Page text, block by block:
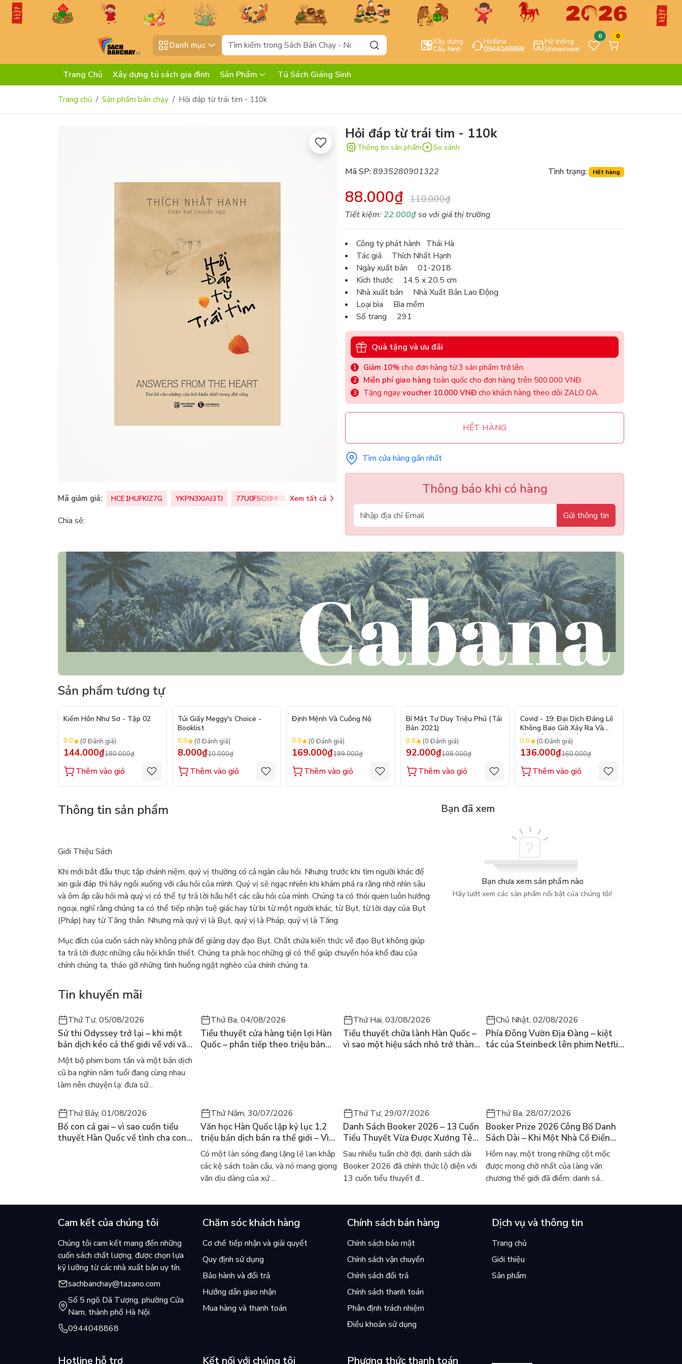
Danh mục Xây dựng
Cấu hình
Hotline
0944048868
Hệ thống
Showroom
0 0
Trang Chủ Xây dựng tủ sách gia đình Sản Phẩm Tủ Sách Giáng Sinh
Trang chủ Sản phẩm bán chạy Hỏi đáp từ trái tim - 110k
Mã giảm giá: HCE1HUFKIZ7G YKPN3XJAJ3TJ 77U0FSO8MFXU Xem tất cả
Chia sẻ:
Hỏi đáp từ trái tim - 110k
Thông tin sản phẩm So sánh
Mã SP:8935280901322 Tình trạng: Hết hàng
88.000₫ 110.000₫
Tiết kiệm: 22.000₫so với giá thị trường
Công ty phát hành Thái Hà
Tác giả Thích Nhất Hạnh
Ngày xuất bản 01-2018
Kích thước 14.5 x 20.5 cm
Nhà xuất bản Nhà Xuất Bản Lao Động
Loại bìa Bìa mềm
Số trang 291
Quà tặng và ưu đãi
Giảm 10% cho đơn hàng từ 3 sản phẩm trở lên.
Miễn phí giao hàng toàn quốc cho đơn hàng trên 500.000 VNĐ.
Tặng ngay voucher 10.000 VNĐ cho khách hàng theo dõi ZALO OA.
HẾT HÀNG
Tìm cửa hàng gần nhất
Thông báo khi có hàng
Gửi thông tin
Sản phẩm tương tự
- 20%
Kiếm Hồn Như Sơ - Tập 02
0.0 (0 Đánh giá)
144.000₫180.000₫
Thêm vào giỏ
Túi Giấy Meggy's Choice -
Booklist
0.0 (0 Đánh giá)
8.000₫10.000₫
Thêm vào giỏ
- 15%
Định Mệnh Và Cuồng Nộ
0.0 (0 Đánh giá)
169.000₫199.000₫
Thêm vào giỏ
- 15%
Bí Mật Tư Duy Triệu Phú (Tái
Bản 2021)
0.0 (0 Đánh giá)
92.000₫108.000₫
Thêm vào giỏ
- 15%
Covid - 19: Đại Dịch Đáng Lẽ
Không Bao Giờ Xảy Ra Và
Làm Cách Nào Để Ngăn Chặn
Đại Dịch Kế Tiếp
0.0 (0 Đánh giá)
136.000₫160.000₫
Thêm vào giỏ
Thông tin sản phẩm
Giới Thiệu Sách
Khi mới bắt đầu thực tập chánh niệm, quý vị thường có cả ngàn câu hỏi. Nhưng trước khi tìm người khác để
xin giải đáp thì hãy ngồi xuống với câu hỏi của mình. Quý vị sẽ ngạc nhiên khi khám phá ra rằng nhờ nhìn sâu
và ôm ấp câu hỏi mà quý vị có thể tự trả lời hầu hết các câu hỏi của mình. Chúng ta có thói quen luôn hướng
ngoại, nghĩ rằng chúng ta có thể tiếp nhận tuệ giác hay từ bi từ một người khác, từ Bụt, từ lời dạy của Bụt
(Pháp) hay từ Tăng thân. Nhưng mà quý vị là Bụt, quý vị là Pháp, quý vị là Tăng.
Mục đích của cuốn sách này không phải để giảng dạy đạo Bụt. Chất chứa kiến thức về đạo Bụt không giúp
ta trả lời được những câu hỏi khẩn thiết. Chúng ta phải học những gì có thể giúp chuyển hóa khổ đau của
chính chúng ta, tháo gỡ những tình huống ngặt nghèo của chính chúng ta.
Bạn đã xem
Bạn chưa xem sản phẩm nào
Hãy lướt xem các sản phẩm nổi bật của chúng tôi!
Tin khuyến mãi
Thứ Tư, 05/08/2026
Sử thi Odyssey trở lại – khi một
bản dịch kéo cả thế giới về với văn
học kinh điển
Một bộ phim bom tấn và một bản dịch
cũ ba nghìn năm tuổi đang cùng nhau
làm nên chuyện lạ: đưa sử...
Thứ Ba, 04/08/2026
Tiểu thuyết cửa hàng tiện lợi Hàn
Quốc – phần tiếp theo triệu bản
Thứ Hai, 03/08/2026
Tiểu thuyết chữa lành Hàn Quốc –
vì sao một hiệu sách nhỏ trở thành
Chủ Nhật, 02/08/2026
Phía Đông Vườn Địa Đàng – kiệt
tác của Steinbeck lên phim Netflix
Thứ Bảy, 01/08/2026
Bố con cá gai – vì sao cuốn tiểu
thuyết Hàn Quốc về tình cha con
Thứ Năm, 30/07/2026
Văn học Hàn Quốc lập kỷ lục 1,2
triệu bản dịch bán ra thế giới – Vì
sao cả thế giới đang đọc sách Hàn?
Có một làn sóng đang lặng lẽ lan khắp
các kệ sách toàn cầu, và nó mang giọng
văn dịu dàng của xứ ...
Thứ Tư, 29/07/2026
Danh Sách Booker 2026 – 13 Cuốn
Tiểu Thuyết Vừa Được Xướng Tên
Và Gợi Ý Đọc Cho Người Việt
Sau nhiều tuần chờ đợi, danh sách dài
Booker 2026 đã chính thức lộ diện với
13 cuốn tiểu thuyết đ...
Thứ Ba, 28/07/2026
Booker Prize 2026 Công Bố Danh
Sách Dài – Khi Một Nhà Cổ Điển
Học Cầm Trịch Giải Văn Chương
Danh Giá Nhất
Hôm nay, một trong những cột mốc
được mong chờ nhất của làng văn
chương thế giới đã điểm: danh sá...
Cam kết của chúng tôi
Chúng tôi cam kết mang đến những
cuốn sách chất lượng, được chọn lựa
kỹ lưỡng từ các nhà xuất bản uy tín.
sachbanchay@tazano.com
Số 5 ngõ Dã Tượng, phường Cửa
Nam, thành phố Hà Nội
0944048868
Chăm sóc khách hàng
Cơ chế tiếp nhận và giải quyết
Quy định sử dụng
Bảo hành và đổi trả
Hướng dẫn giao nhận
Mua hàng và thanh toán
Chính sách bán hàng
Chính sách bảo mật
Chính sách vận chuyển
Chính sách đổi trả
Chính sách thanh toán
Phân định trách nhiệm
Điều khoản sử dụng
Dịch vụ và thông tin
Trang chủ
Giới thiệu
Sản phẩm
Hotline hỗ trợ Kết nối với chúng tôi Phương thức thanh toán